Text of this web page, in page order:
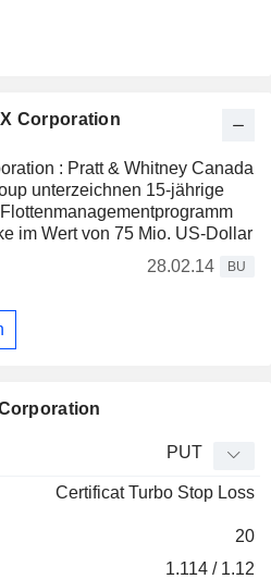
Corporation
: Pratt & Whitney Canada
unterzeichnen 15-jährige
im Wert von 75 Mio. US-Dollar
28.02.14
BU
PUT
Certificat Turbo Stop Loss
20
1.114 / 1.12